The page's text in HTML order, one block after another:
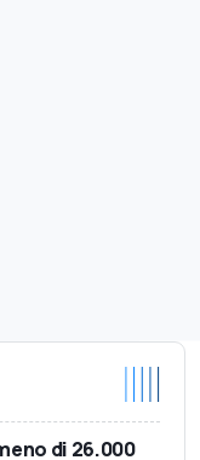
di 26.000